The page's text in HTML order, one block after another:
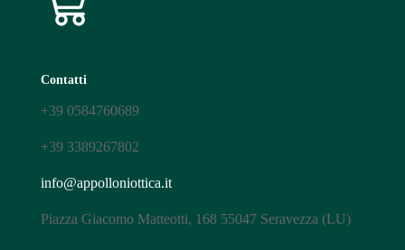
Contatti
+39 0584760689
+39 3389267802
info@appolloniottica.it
Piazza Giacomo Matteotti, 168 55047 Seravezza (LU)